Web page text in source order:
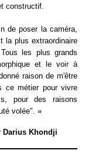
constructif.
de poser la caméra,
la plus extraordinaire
les plus grands
et le voir à
raison de m'être
ce métier pour vivre
pour des raisons
volée". »
Darius Khondji